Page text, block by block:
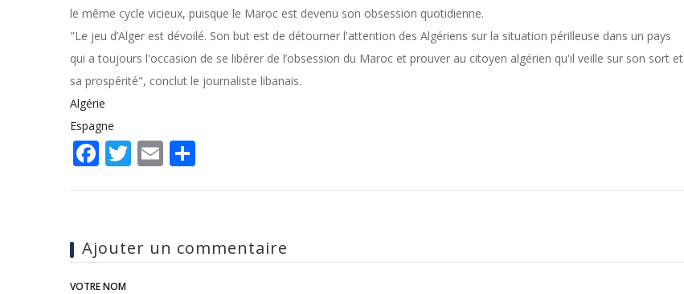
le même cycle vicieux, puisque le Maroc est devenu son obsession quotidienne.
"Le jeu d’Alger est dévoilé. Son but est de détourner l'attention des Algériens sur la situation périlleuse dans un pays
qui a toujours l'occasion de se libérer de l’obsession du Maroc et prouver au citoyen algérien qu'il veille sur son sort et
sa prospérité", conclut le journaliste libanais.
Algérie
Espagne
Facebook
Twitter
Email
Ajouter un commentaire
VOTRE NOM